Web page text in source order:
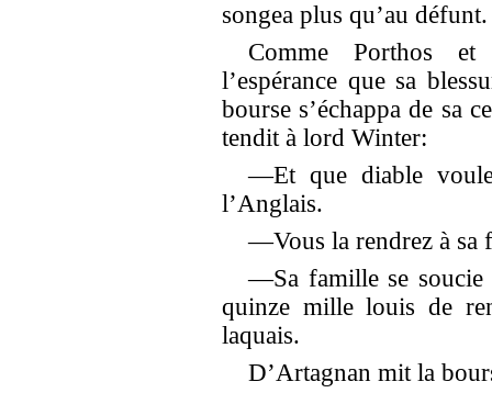
songea plus qu’au défunt.
Comme Porthos
l’espérance que sa
bourse s’échappa de sa
tendit à lord Winter:
—Et que diable
l’Anglais.
—Vous la rendrez à sa
—Sa famille se soucie
quinze mille louis de
laquais.
D’Artagnan mit la